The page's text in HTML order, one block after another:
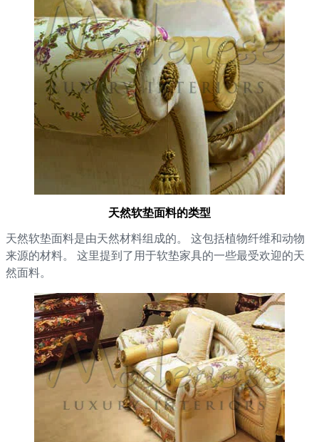
天然软垫面料的类型
天然软垫面料是由天然材料组成的。 这包括植物纤维和动物
来源的材料。 这里提到了用于软垫家具的一些最受欢迎的天
然面料。